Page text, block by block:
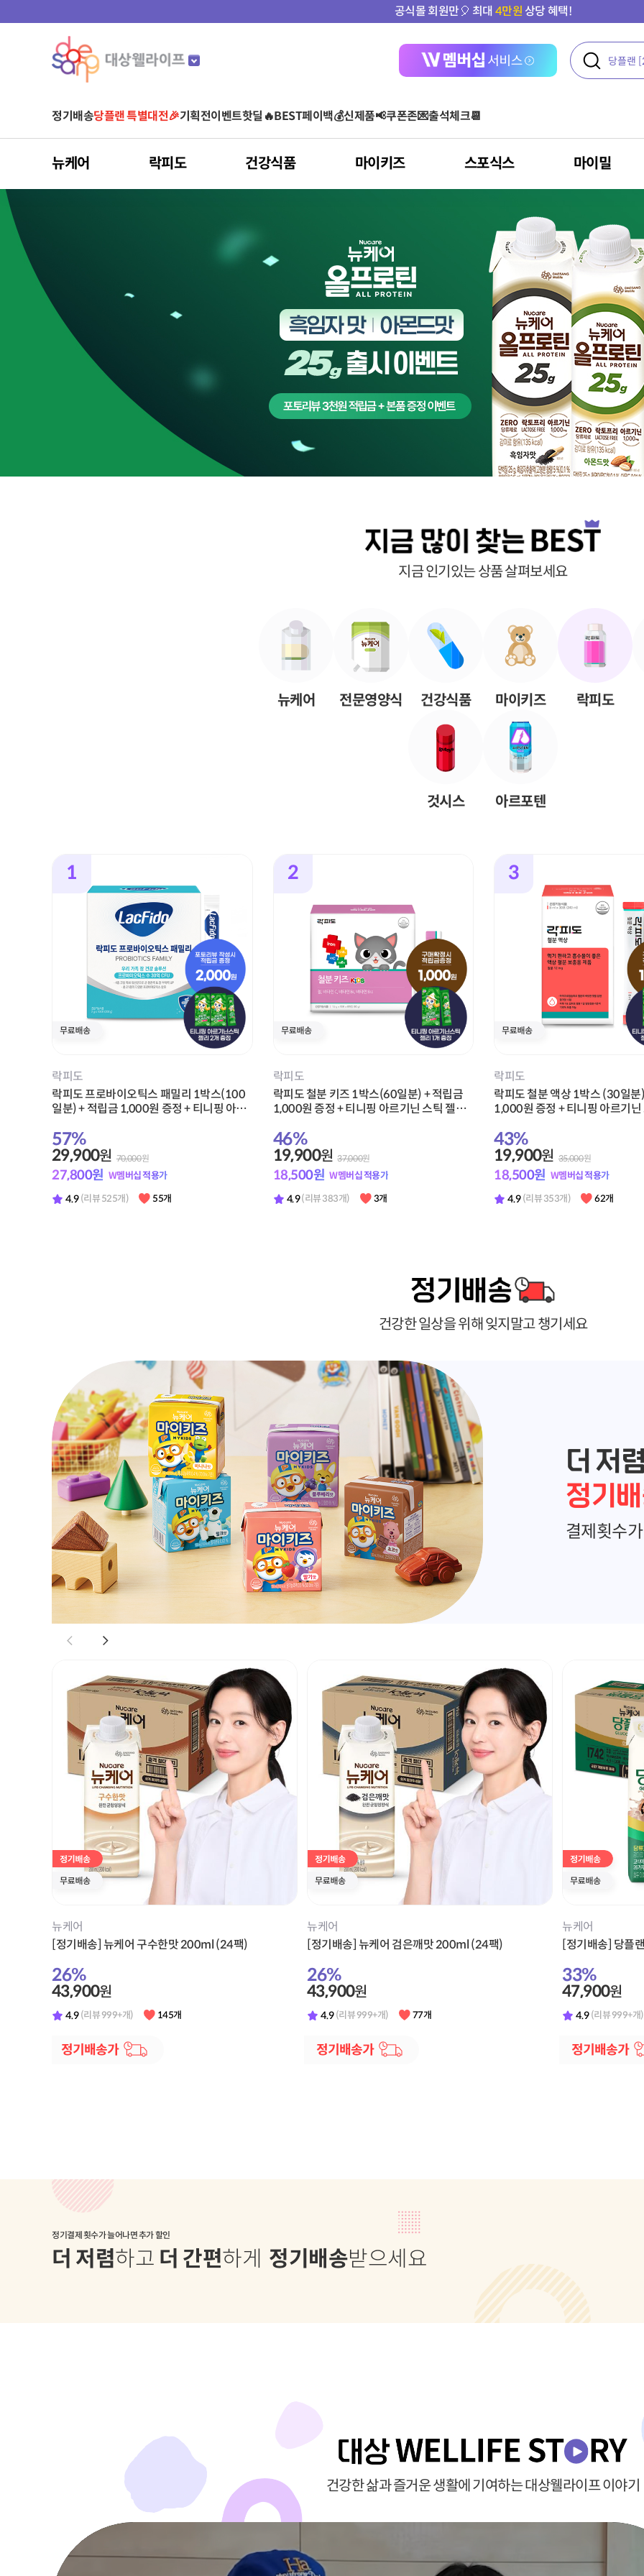
타임특가에서 최대 할인받기⏰
정기배송당플랜 특별대전🎉기획전이벤트핫딜🔥BEST페이백💰신제품📢쿠폰존💌출석체크📆
뉴케어
액티브 올프로틴
영양간식 간편식(HMR) 건강기능식품 고혈압환자용 영양
청소년 영양음료
락피도
청소년/성인 여성 건강 기타
건강식품
콜라겐 오메가3
홍삼 아르기닌 루테인
마이키즈
어린이 건강기능식품
스포식스
운동 후 다이어트
마이밀
단백질 파우더 단백질 기타 보충용 제품
혈당 포스트바이오틱스
아르기닌 음료 아르기닌 스틱포
단백질 보충 아르기닌 클로렐라
눈 건강 혈행 개선 뼈/관절 건강
면역/항산화 건강 기타
지금 인기있는 상품 살펴보세요
뉴케어 전문영양식 건강식품 마이키즈 락피도
것시스 아르포텐
1
스포식스
뉴케어 스포식스 에너지 젤 청포도맛 1박스
(8포) + 적립금 1,000원 증정
42%
13,900원 24,000원
12,920원 W멤버십 적용가
4.9 (리뷰 271개) 47개
2
스포식스
뉴케어 스포식스 아르기닌 부스터 1박스(10
포) + 적립금 1,000원 증정
47%
15,900원 30,000원
14,780원 W멤버십 적용가
4.9(리뷰 392개) 39개
3
스포식스
뉴케어 스포식스 에너지 젤 복숭
(8포) + 적립금 1,000원 증정
42%
13,900원 24,000원
12,920원 W멤버십 적용가
4.9 (리뷰 565개) 95개
건강한 일상을 위해 잊지말고 챙기세요
더 저
정기
결제횟수
뉴케어
[정기배송] 뉴케어 구수한맛 200ml (24팩)
26%
43,900원
4.9 (리뷰 999+개) 145개
뉴케어
[정기배송] 뉴케어 검은깨맛 200ml (24팩)
26%
43,900원
4.9 (리뷰 999+개) 77개
뉴케어
[정기배송] 당플
33%
47,900원
4.9 (리뷰 999+개)
정기결제 횟수가 늘어나면 추가 할인
더 저렴하고 더 간편하게 정기배송받으세요
건강한 삶과 즐거운 생활에 기여하는 대상웰라이프 이야기